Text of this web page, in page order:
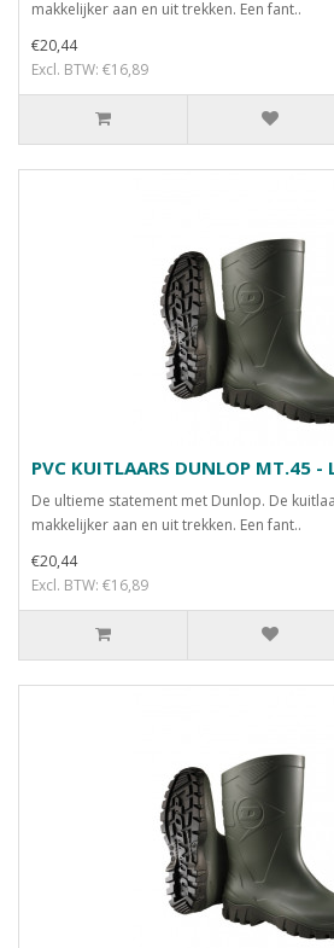
makkelijker aan en uit trekken. Een fant..
€20,44
Excl. BTW: €16,89
PVC KUITLAARS DUNLOP MT.45 -
De ultieme statement met Dunlop. De
makkelijker aan en uit trekken. Een fant..
€20,44
Excl. BTW: €16,89